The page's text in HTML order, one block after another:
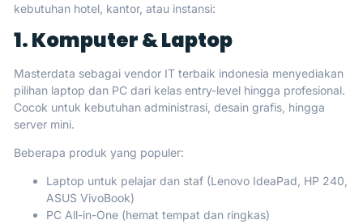
kebutuhan hotel, kantor, atau instansi:
1. Komputer & Laptop
Masterdata sebagai vendor IT terbaik indonesia menyediakan
pilihan laptop dan PC dari kelas entry-level hingga profesional.
Cocok untuk kebutuhan administrasi, desain grafis, hingga
server mini.
Beberapa produk yang populer:
Laptop untuk pelajar dan staf (Lenovo IdeaPad, HP 240,
ASUS VivoBook)
PC All-in-One (hemat tempat dan ringkas)